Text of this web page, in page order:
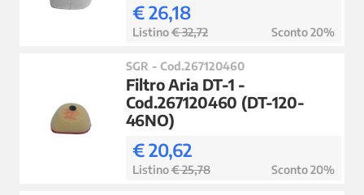
€ 26,18
Listino€ 32,72 Sconto 20%
SGR - Cod.267120460
Filtro Aria DT-1 -
Cod.267120460 (DT-120-
46NO)
€ 20,62
Listino€ 25,78 Sconto 20%